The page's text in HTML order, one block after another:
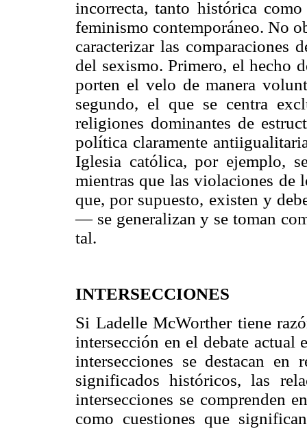
incorrecta, tanto histórica
feminismo contemporáneo. No
caracterizar las comparaciones
del sexismo. Primero, el hecho
porten el velo de manera
segundo, el que se centra
religiones dominantes de
política claramente
Iglesia católica, por ejemplo,
mientras que las violaciones de
que, por supuesto, existen y
— se generalizan y se toman
tal.
INTERSECCIONES
Si Ladelle McWorther tiene
intersección en el debate actual
intersecciones se destacan en
significados históricos, las
intersecciones se comprenden
como cuestiones que